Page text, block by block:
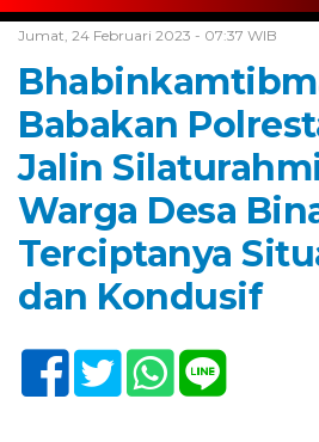
Jumat, 24 Februari 2023 - 07:37 WIB
Babakan
Jalin
Warga Desa
Terciptanya
dan Kondusif